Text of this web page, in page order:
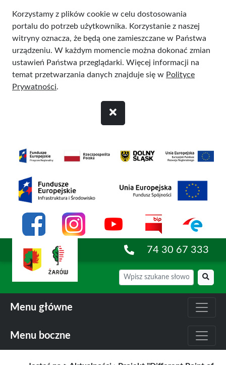
Korzystamy z plików cookie w celu dostosowania
portalu do potrzeb użytkownika. Korzystanie z naszej
witryny oznacza, że będą one zamieszczane w Państwa
urządzeniu. W każdym momencie można dokonać zmian
ustawień Państwa przeglądarki. Więcej informacji na
temat przetwarzania danych znajduje się w Polityce
Prywatności.
74 30 67 333
Menu główne
Menu boczne